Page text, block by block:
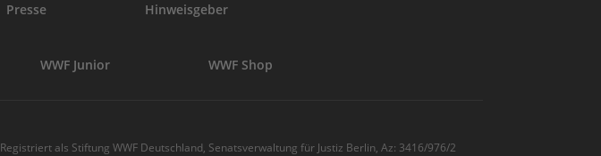
Presse Hinweisgeber
WWF Junior WWF Shop
Registriert als Stiftung WWF Deutschland, Senatsverwaltung für Justiz Berlin, Az: 3416/976/2